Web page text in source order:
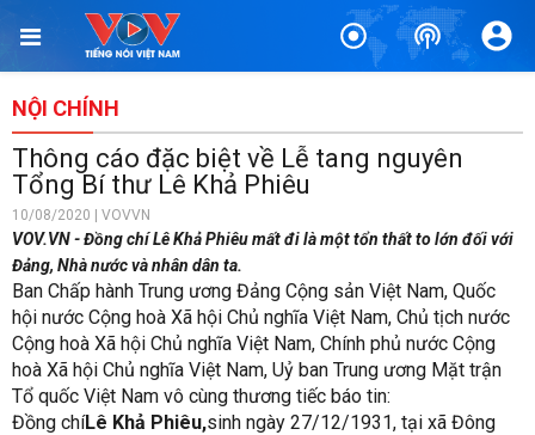
NỘI CHÍNH
Thông cáo đặc biệt về Lễ tang nguyên
Tổng Bí thư Lê Khả Phiêu
10/08/2020 | VOVVN
VOV.VN - Đồng chí Lê Khả Phiêu mất đi là một tổn thất to lớn đối với
Đảng, Nhà nước và nhân dân ta.
Ban Chấp hành Trung ương Đảng Cộng sản Việt Nam, Quốc
hội nước Cộng hoà Xã hội Chủ nghĩa Việt Nam, Chủ tịch nước
Cộng hoà Xã hội Chủ nghĩa Việt Nam, Chính phủ nước Cộng
hoà Xã hội Chủ nghĩa Việt Nam, Uỷ ban Trung ương Mặt trận
Tổ quốc Việt Nam vô cùng thương tiếc báo tin:
Đồng chíLê Khả Phiêu,sinh ngày 27/12/1931, tại xã Đông